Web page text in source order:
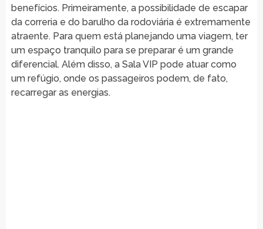
benefícios. Primeiramente, a possibilidade de escapar
da correria e do barulho da rodoviária é extremamente
atraente. Para quem está planejando uma viagem, ter
um espaço tranquilo para se preparar é um grande
diferencial. Além disso, a Sala VIP pode atuar como
um refúgio, onde os passageiros podem, de fato,
recarregar as energias.